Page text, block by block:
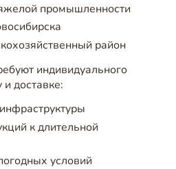
промышленности
район
индивидуального
и доставке:
к длительной
условий